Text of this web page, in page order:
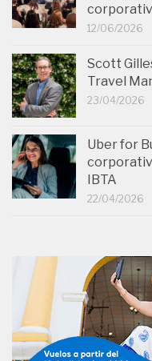
12/06/2026
Scott
Travel
23/04/2026
Uber for
IBTA
22/04/2026